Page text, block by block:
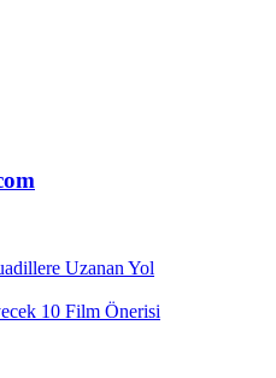
Uzanan Yol
10 Film Önerisi